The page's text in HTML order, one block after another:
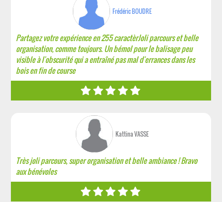
Frédéric BOUDRE
Partagez votre expérience en 255 caractèrJoli parcours et belle
organisation, comme toujours. Un bémol pour le balisage peu
visible à l'obscurité qui a entraîné pas mal d'errances dans les
bois en fin de course
Kattina VASSE
Très joli parcours, super organisation et belle ambiance ! Bravo
aux bénévoles